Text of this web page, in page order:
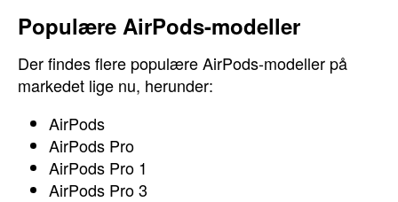
Populære AirPods-modeller
Der findes flere populære AirPods-modeller på
markedet lige nu, herunder:
AirPods
AirPods Pro
AirPods Pro 1
AirPods Pro 3